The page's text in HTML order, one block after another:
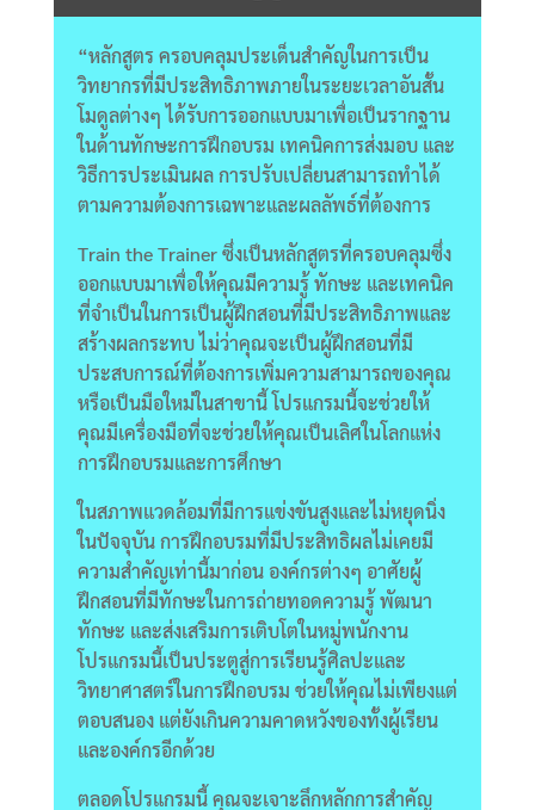
“หลักสูตร ครอบคลุมประเด็นสำคัญในการเป็น
วิทยากรที่มีประสิทธิภาพภายในระยะเวลาอันสั้น
โมดูลต่างๆ ได้รับการออกแบบมาเพื่อเป็นรากฐาน
ในด้านทักษะการฝึกอบรม เทคนิคการส่งมอบ และ
วิธีการประเมินผลการปรับเปลี่ยนสามารถทำได้
ตามความต้องการเฉพาะและผลลัพธ์ที่ต้องการ
Train the Trainer ซึ่งเป็นหลักสูตรที่ครอบคลุมซึ่ง
ออกแบบมาเพื่อให้คุณมีความรู้ ทักษะ และเทคนิค
ที่จำเป็นในการเป็นผู้ฝึกสอนที่มีประสิทธิภาพและ
สร้างผลกระทบ ไม่ว่าคุณจะเป็นผู้ฝึกสอนที่มี
ประสบการณ์ที่ต้องการเพิ่มความสามารถของคุณ
หรือเป็นมือใหม่ในสาขานี้ โปรแกรมนี้จะช่วยให้
คุณมีเครื่องมือที่จะช่วยให้คุณเป็นเลิศในโลกแห่ง
การฝึกอบรมและการศึกษา
ในสภาพแวดล้อมที่มีการแข่งขันสูงและไม่หยุดนิ่ง
ในปัจจุบัน การฝึกอบรมที่มีประสิทธิผลไม่เคยมี
ความสำคัญเท่านี้มาก่อน องค์กรต่างๆ อาศัยผู้
ฝึกสอนที่มีทักษะในการถ่ายทอดความรู้ พัฒนา
ทักษะ และส่งเสริมการเติบโตในหมู่พนักงาน
โปรแกรมนี้เป็นประตูสู่การเรียนรู้ศิลปะและ
วิทยาศาสตร์ในการฝึกอบรม ช่วยให้คุณไม่เพียงแต่
ตอบสนอง แต่ยังเกินความคาดหวังของทั้งผู้เรียน
และองค์กรอีกด้วย
ตลอดโปรแกรมนี้ คุณจะเจาะลึกหลักการสำคัญ